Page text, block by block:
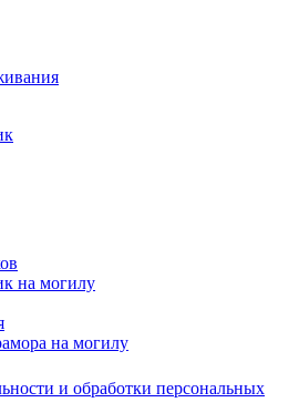
на могилу
на могилу
и обработки персональных